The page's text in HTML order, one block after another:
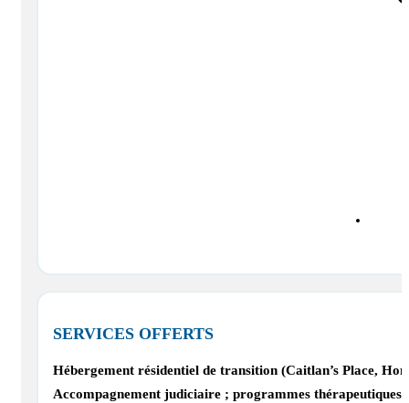
SERVICES OFFERTS
Hébergement résidentiel de transition (Caitlan’s Place,
Accompagnement judiciaire ; programmes thérapeutiques